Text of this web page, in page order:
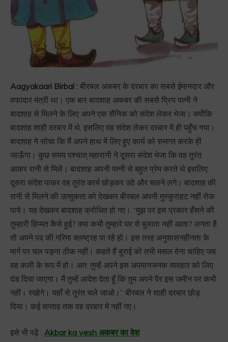
Aagyakaari Birbal : बीरबल अकबर के दरबार का सबसे ईमानदार और
वफादार मंत्री था। एक बार बादशाह अकबर की सबसे प्रिय पत्नी ने
बादशाह से मिलने के लिए अपने एक सैनिक को संदेश लेकर भेजा। क्योंकि
बादशाह शाही दरबार में थे, इसलिए वह संदेश लेकर दरबार में ही पहुँच गया।
बादशाह ने सोचा कि मैं अपने हाथ में लिए हुए कार्य को समाप्त करके ही
जाऊँगा। कुछ समय पश्चात् महारानी ने दूसरा संदेश भेजा कि वह तुरंत
आकर रानी से मिलें। बादशाह अपनी पत्नी से बहुत प्रेम करते थे इसलिए
दूसरा संदेश पाकर वह तुरंत कार्य छोड़कर उठे और चलने लगे। बादशाह की
रानी से मिलने की उत्सुकता को देखकर बीरबल अपनी मुस्कुराहट नहीं रोक
पाये। यह देखकर बादशाह क्रोधित हो गए। “मुझ पर इस प्रकार हँसने की
तुम्हारी हिम्मत कैसे हुई? क्या कभी तुम्हारे घर से बुलावा नहीं आता? लगता है
तो अपने पद की गरिमा क्लष्ट्रह पा रहे हो। इस तरह अनुशासनहीनता के
मार्ग पर चल पड़ना ठीक नहीं। कहते हैं बुराई को तभी मसल देना चाहिए जब
वह कली के रूप में हो। अत: तुम्हें अपने इस अपमानजनक व्यवहार को लिए
दंड दिया जाएगा। मैं तुम्हें आदेश देता हूँ कि तुम अपने पैर इस जमीन पर कभी
नहीं। रखोगे। यहाँ से तुरंत चले जाओ।” बीरबल ने शाही दरबार छोड़
दिया। कई सप्ताह तक वह दरबार में नहीं गए।
इसे भी पढ़े : Akbar ka vesh अकबर का वेश